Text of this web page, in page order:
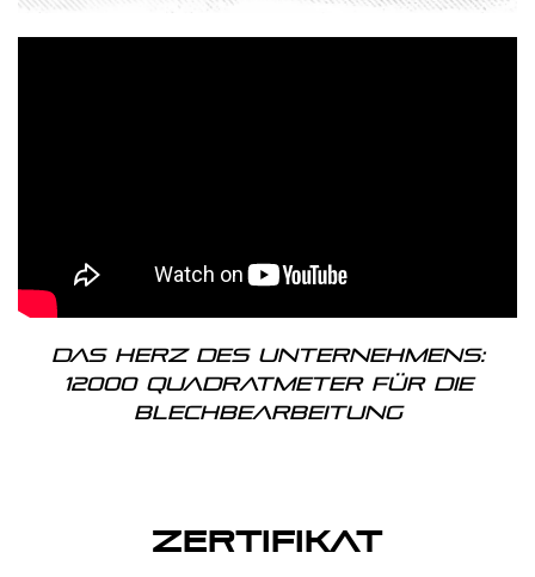
Das Herz des Unternehmens:
12000 Quadratmeter für die
Blechbearbeitung
zertifikat